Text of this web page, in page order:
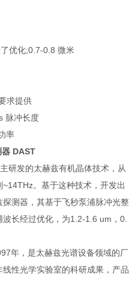
优化;0.7-0.8 微米
求提供
脉冲长度
率
DAST
研发的太赫兹有机晶体技术，从
。基于这种技术，开发出
测器，其基于飞秒泵浦脉冲光整
长经过优化，为1.2-1.6 um，0.
年，是太赫兹光谱设备领域的厂
性光学实验室的科研成果，产品